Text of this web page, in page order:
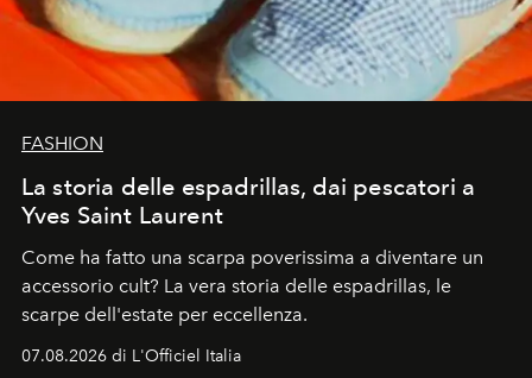
FASHION
La storia delle espadrillas, dai pescatori a
Yves Saint Laurent
Come ha fatto una scarpa poverissima a diventare un
accessorio cult? La vera storia delle espadrillas, le
scarpe dell'estate per eccellenza.
07.08.2026 di L'Officiel Italia